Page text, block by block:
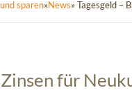
sparen»News» Tagesgeld –
für